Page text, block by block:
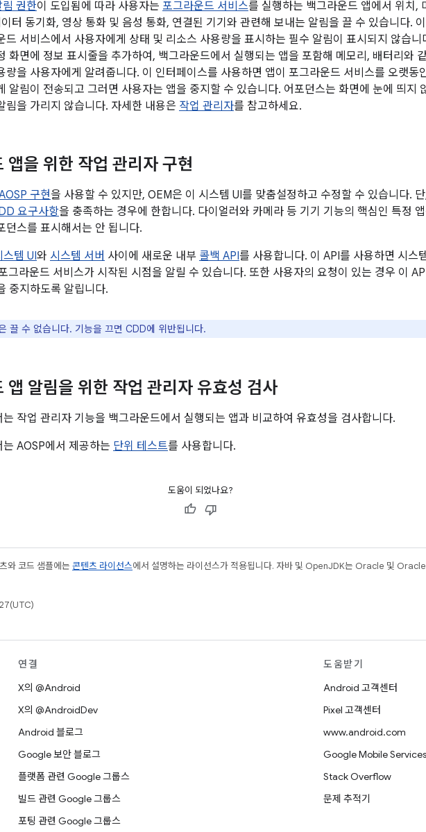
림 권한이 도입됨에 따라 사용자는 포그라운드 서비스를 실행하는 백그라운드 앱에서 위치,
터 동기화, 영상 통화 및 음성 통화, 연결된 기기와 관련해 보내는 알림을 끌 수 있습니다.
드 서비스에서 사용자에게 상태 및 리소스 사용량을 표시하는 필수 알림이 표시되지 않습니
화면에 정보 표시줄을 추가하여, 백그라운드에서 실행되는 앱을 포함해 메모리, 배터리와
량을 사용자에게 알려줍니다. 이 인터페이스를 사용하면 앱이 포그라운드 서비스를 오랫동
알림이 전송되고 그러면 사용자는 앱을 중지할 수 있습니다. 어포던스는 화면에 눈에 띄지
림을 가리지 않습니다. 자세한 내용은 작업 관리자를 참고하세요.
앱을 위한 작업 관리자 구현
구현을 사용할 수 있지만, OEM은 이 시스템 UI를 맞춤설정하고 수정할 수 있습니다. 단
요구사항을 충족하는 경우에 한합니다. 다이얼러와 카메라 등 기기 기능의 핵심인 특정
던스를 표시해서는 안 됩니다.
스템 UI와 시스템 서버 사이에 새로운 내부 콜백 API를 사용합니다. 이 API를 사용하면 시스
그라운드 서비스가 시작된 시점을 알릴 수 있습니다. 또한 사용자의 요청이 있는 경우 이
중지하도록 알립니다.
끌 수 없습니다. 기능을 끄면 CDD에 위반됩니다.
앱 알림을 위한 작업 관리자 유효성 검사
작업 관리자 기능을 백그라운드에서 실행되는 앱과 비교하여 유효성을 검사합니다.
AOSP에서 제공하는 단위 테스트를 사용합니다.
도움이 되었나요?
와 코드 샘플에는 콘텐츠 라이선스에서 설명하는 라이선스가 적용됩니다. 자바 및 OpenJDK는 Oracle 및
연결
X의 @Android
X의 @AndroidDev
Android 블로그
Google 보안 블로그
플랫폼 관련 Google 그룹스
빌드 관련 Google 그룹스
포팅 관련 Google 그룹스
도움받기
Android 고객센터
Pixel 고객센터
www.android.com
Google Mobile Services
Stack Overflow
문제 추적기